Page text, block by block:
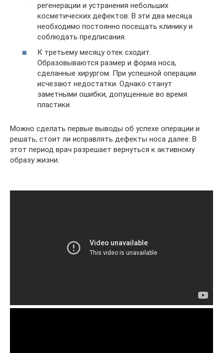
регенерации и устранения небольших
косметических дефектов. В эти два месяца
необходимо постоянно посещать клинику и
соблюдать предписания.
К третьему месяцу отек сходит.
Образовываются размер и форма носа,
сделанные хирургом. При успешной операции
исчезают недостатки. Однако станут
заметными ошибки, допущенные во время
пластики.
Можно сделать первые выводы об успехе операции и
решать, стоит ли исправлять дефекты носа далее. В
этот период врач разрешает вернуться к активному
образу жизни.